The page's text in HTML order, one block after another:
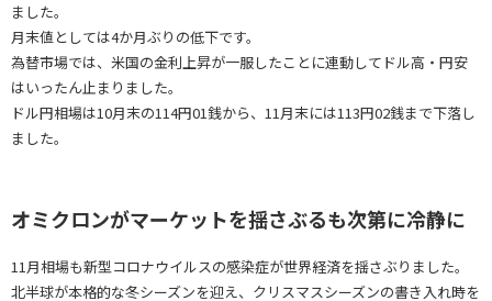
ました。
月末値としては4か月ぶりの低下です。
為替市場では、米国の金利上昇が一服したことに連動してドル高・円安
はいったん止まりました。
ドル円相場は10月末の114円01銭から、11月末には113円02銭まで下落し
ました。
オミクロンがマーケットを揺さぶるも次第に冷静に
11月相場も新型コロナウイルスの感染症が世界経済を揺さぶりました。
北半球が本格的な冬シーズンを迎え、クリスマスシーズンの書き入れ時を